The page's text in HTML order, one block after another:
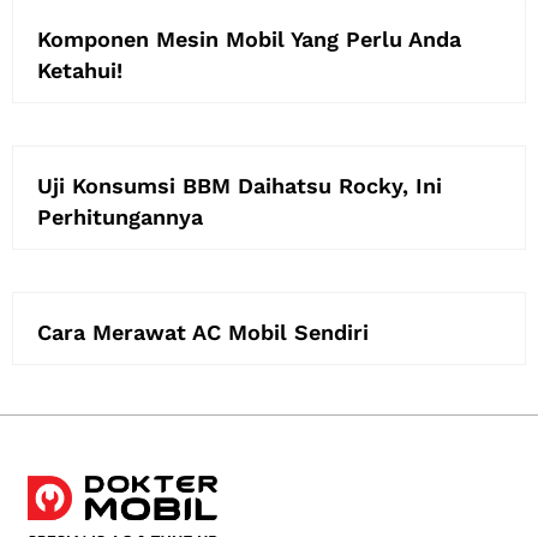
Komponen Mesin Mobil Yang Perlu Anda
Ketahui!
Uji Konsumsi BBM Daihatsu Rocky, Ini
Perhitungannya
Cara Merawat AC Mobil Sendiri